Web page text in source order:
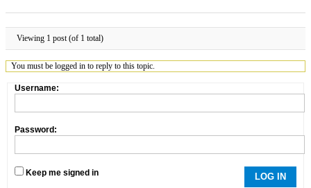
Viewing 1 post (of 1 total)
You must be logged in to reply to this topic.
Username:
Password:
Keep me signed in LOG IN